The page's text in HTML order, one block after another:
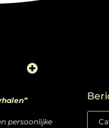
persoonlijke